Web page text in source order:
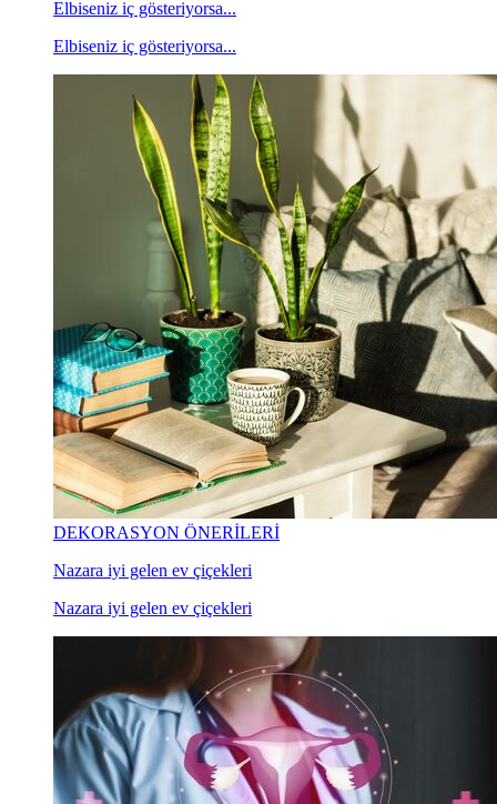
Elbiseniz iç gösteriyorsa...
Elbiseniz iç gösteriyorsa...
DEKORASYON ÖNERİLERİ
Nazara iyi gelen ev çiçekleri
Nazara iyi gelen ev çiçekleri